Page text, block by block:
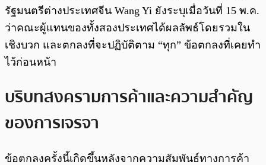
รัฐมนตรีต่างประเทศจีน Wang Yi ยังระบุเมื่อวันที่ 15 พ.ค.
ว่าคณะผู้แทนของทั้งสองประเทศได้ผลลัพธ์โดยรวมใน
เชิงบวก และตกลงที่จะปฏิบัติตาม “ทุก” ข้อตกลงที่เคยทำ
ไว้ก่อนหน้า
บริบทสงครามการค้าและความสำคัญ
ของการเจรจา
ข้อตกลงครั้งนี้เกิดขึ้นหลังจากความสัมพันธ์ทางการค้า